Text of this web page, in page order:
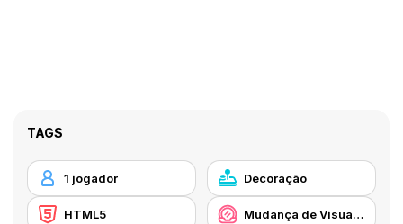
TAGS
1 jogador Decoração
HTML5 Mudança de Visual / Maquilhagem